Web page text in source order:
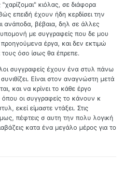
κιόλας, σε διάφορα
επειδή έχουν ήδη κερδίσει την
ανάποδα, βέβαια, δηλ σε άλλες
με συγγραφείς που δε μου
έργα, και δεν εκτιμώ
τους όσο ίσως θα έπρεπε.
συγγραφείς έχουν ένα στυλ πάνω
Είναι στον αναγνώστη μετά
και να κρίνει το κάθε έργο
όπου οι συγγραφείς το κάνουν κ
εκεί είμαστε ντάξει. Στις
πέφτεις σ αυτη την πολυ λογική
κατα ένα μεγάλο μέρος για το